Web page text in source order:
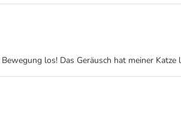
los! Das Geräusch hat meiner